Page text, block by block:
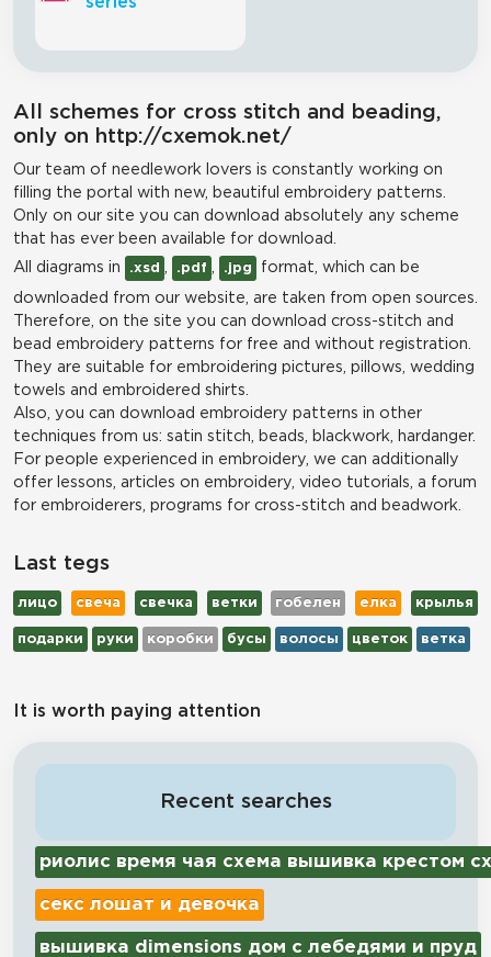
All schemes for cross stitch and beading,
only on http://cxemok.net/
Our team of needlework lovers is constantly working on
filling the portal with new, beautiful embroidery patterns.
Only on our site you can download absolutely any scheme
that has ever been available for download.
All diagrams in
.xsd .pdf .jpg format, which can be
downloaded from our website, are taken from open sources.
Therefore, on the site you can download cross-stitch and
bead embroidery patterns for free and without registration.
They are suitable for embroidering pictures, pillows, wedding
towels and embroidered shirts.
Also, you can download embroidery patterns in other
techniques from us: satin stitch, beads, blackwork, hardanger.
For people experienced in embroidery, we can additionally
offer lessons, articles on embroidery, video tutorials, a forum
for embroiderers, programs for cross-stitch and beadwork.
Last tegs
лицо свеча свечка ветки гобелен елка крылья
подарки руки коробки бусы волосы цветок ветка
It is worth paying attention
Recent searches
риолис время чая схема вышивка крестом
секс лошат и девочка
вышивка dimensions дом с лебедями и пруд